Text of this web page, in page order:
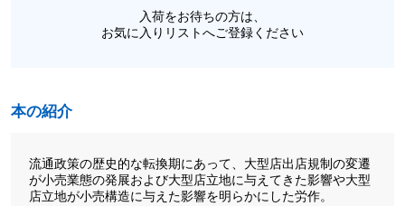
入荷をお待ちの方は、
お気に入りリストへご登録ください
本の紹介
流通政策の歴史的な転換期にあって、大型店出店規制の変遷
が小売業態の発展および大型店立地に与えてきた影響や大型
店立地が小売構造に与えた影響を明らかにした労作。